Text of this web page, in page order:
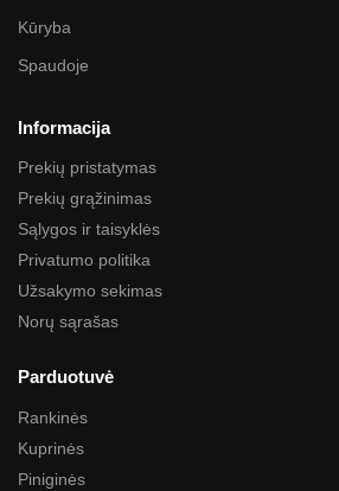
Kūryba
Spaudoje
Informacija
Prekių pristatymas
Prekių grąžinimas
Sąlygos ir taisyklės
Privatumo politika
Užsakymo sekimas
Norų sąrašas
Parduotuvė
Rankinės
Kuprinės
Piniginės